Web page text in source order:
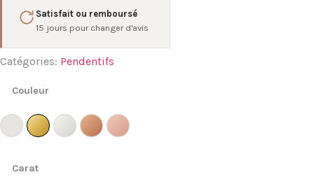
Satisfait ou remboursé
15 jours pour changer d'avis
Catégories: Pendentifs
Couleur
950 ‰
750 ‰
Platinum 950 ‰
Or Jaune 750 ‰
Or Blanc 750 ‰
Or Rouge 750 ‰
Or Rose 750 ‰
Carat